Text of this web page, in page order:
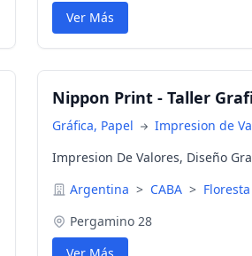
Ver Más
Nippon Print - Taller
Gráfica, Papel
Impresion de
Impresion De Valores, Diseño
Argentina > CABA > Floresta
Pergamino 28